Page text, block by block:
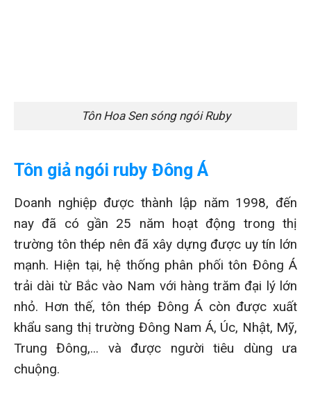
Tôn Hoa Sen sóng ngói Ruby
Tôn giả ngói ruby Đông Á
Doanh nghiệp được thành lập năm 1998, đến
nay đã có gần 25 năm hoạt động trong thị
trường tôn thép nên đã xây dựng được uy tín lớn
mạnh. Hiện tại, hệ thống phân phối tôn Đông Á
trải dài từ Bắc vào Nam với hàng trăm đại lý lớn
nhỏ. Hơn thế, tôn thép Đông Á còn được xuất
khẩu sang thị trường Đông Nam Á, Úc, Nhật, Mỹ,
Trung Đông,... và được người tiêu dùng ưa
chuộng.